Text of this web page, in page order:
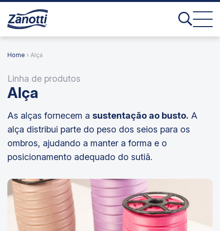
Home › Alça
Linha de produtos
Alça
As alças fornecem a sustentação ao busto. A
alça distribui parte do peso dos seios para os
ombros, ajudando a manter a forma e o
posicionamento adequado do sutiã.